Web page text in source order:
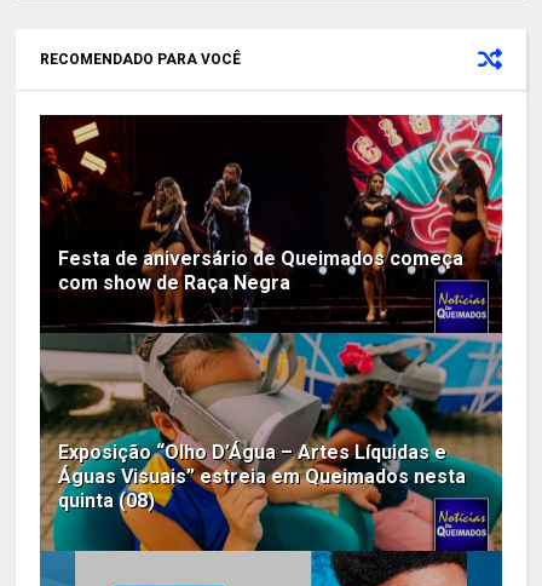
RECOMENDADO PARA VOCÊ
Festa de aniversário de Queimados começa
com show de Raça Negra
Exposição “Olho D’Água – Artes Líquidas e
Águas Visuais” estreia em Queimados nesta
quinta (08)